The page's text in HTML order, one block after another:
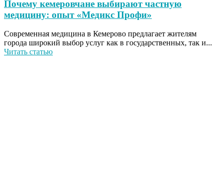
Почему кемеровчане выбирают частную
медицину: опыт «Медикс Профи»
Современная медицина в Кемерово предлагает жителям
города широкий выбор услуг как в государственных, так и...
Читать статью